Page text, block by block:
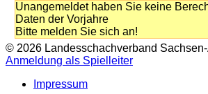
Unangemeldet haben Sie keine
Daten der Vorjahre
Bitte melden Sie sich an!
© 2026 Landesschachverband
Anmeldung als Spielleiter
Impressum